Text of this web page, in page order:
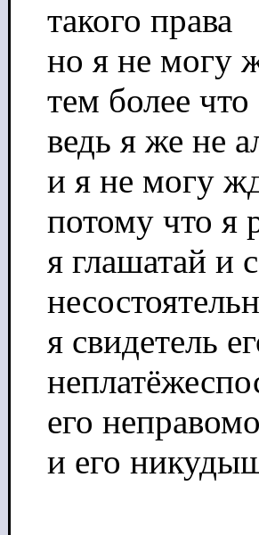
такого права
но я не могу
тем более
ведь я же не
и я не могу
потому что я
я глашатай и
я свидетель
его
и его